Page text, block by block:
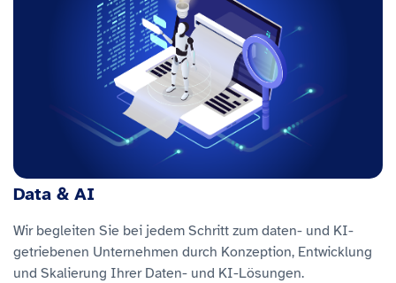
Data & AI
Wir begleiten Sie bei jedem Schritt zum daten- und KI-
getriebenen Unternehmen durch Konzeption, Entwicklung
und Skalierung Ihrer Daten- und KI-Lösungen.